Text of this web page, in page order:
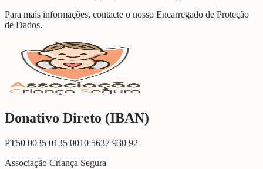
Para mais informações, contacte o nosso Encarregado de Proteção
de Dados.
Donativo Direto (IBAN)
PT50 0035 0135 0010 5637 930 92
Associação Criança Segura